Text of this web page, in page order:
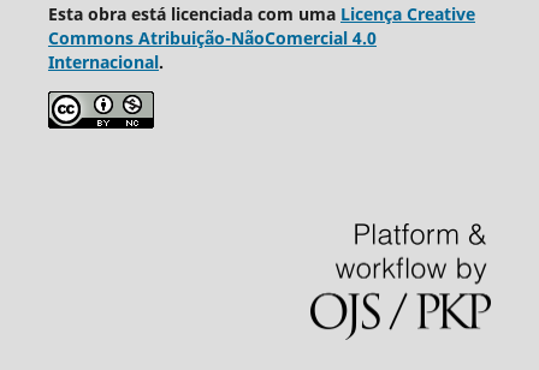
Esta obra está licenciada com uma Licença Creative
Commons Atribuição-NãoComercial 4.0
Internacional.